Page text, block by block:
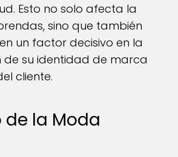
Esto no solo afecta la
sino que también
un factor decisivo en la
de su identidad de marca
cliente.
de la Moda